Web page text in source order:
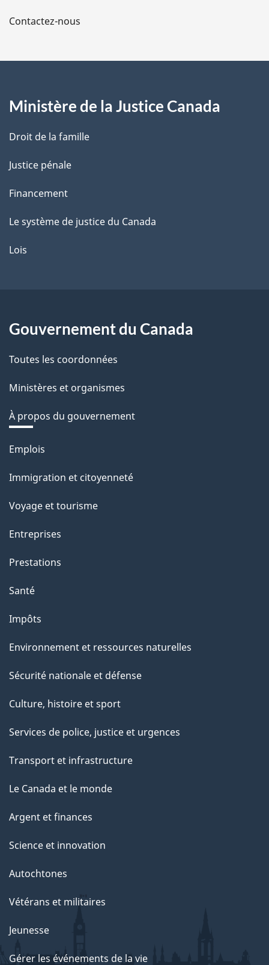
a
e
Contactez-nous
Ministère de la Justice Canada
Droit de la famille
Justice pénale
Financement
Le système de justice du Canada
Lois
Gouvernement du Canada
Toutes les coordonnées
Ministères et organismes
À propos du gouvernement
Thèmes
sujets
Emplois
Immigration et citoyenneté
Voyage et tourisme
Entreprises
Prestations
Santé
Impôts
Environnement et ressources naturelles
Sécurité nationale et défense
Culture, histoire et sport
Services de police, justice et urgences
Transport et infrastructure
Le Canada et le monde
Argent et finances
Science et innovation
Autochtones
Vétérans et militaires
Jeunesse
Gérer les événements de la vie